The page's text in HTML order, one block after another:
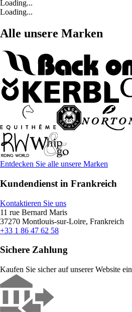
Loading...
Loading...
Alle unsere Marken
Entdecken Sie alle unsere Marken
Kundendienst in Frankreich
Kontaktieren Sie uns
11 rue Bernard Maris
37270 Montlouis-sur-Loire, Frankreich
+33 1 86 47 62 58
Sichere Zahlung
Kaufen Sie sicher auf unserer Website ein